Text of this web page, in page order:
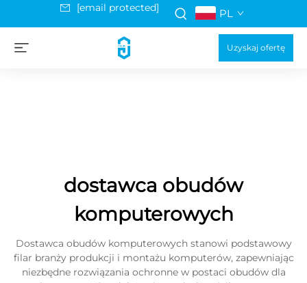
[email protected] PL
Uzyskaj ofertę
dostawca obudów
komputerowych
Dostawca obudów komputerowych stanowi podstawowy
filar branży produkcji i montażu komputerów, zapewniając
niezbędne rozwiązania ochronne w postaci obudów dla